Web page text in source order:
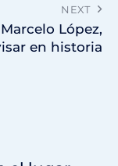
NEXT
López,
en historia